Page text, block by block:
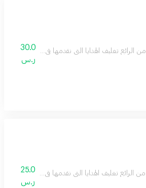
من الرائع تغليف الهدايا التي نقدمها في حياتنا ...
30.0
ر.س
من الرائع تغليف الهدايا التي نقدمها في حياتنا ...
25.0
ر.س